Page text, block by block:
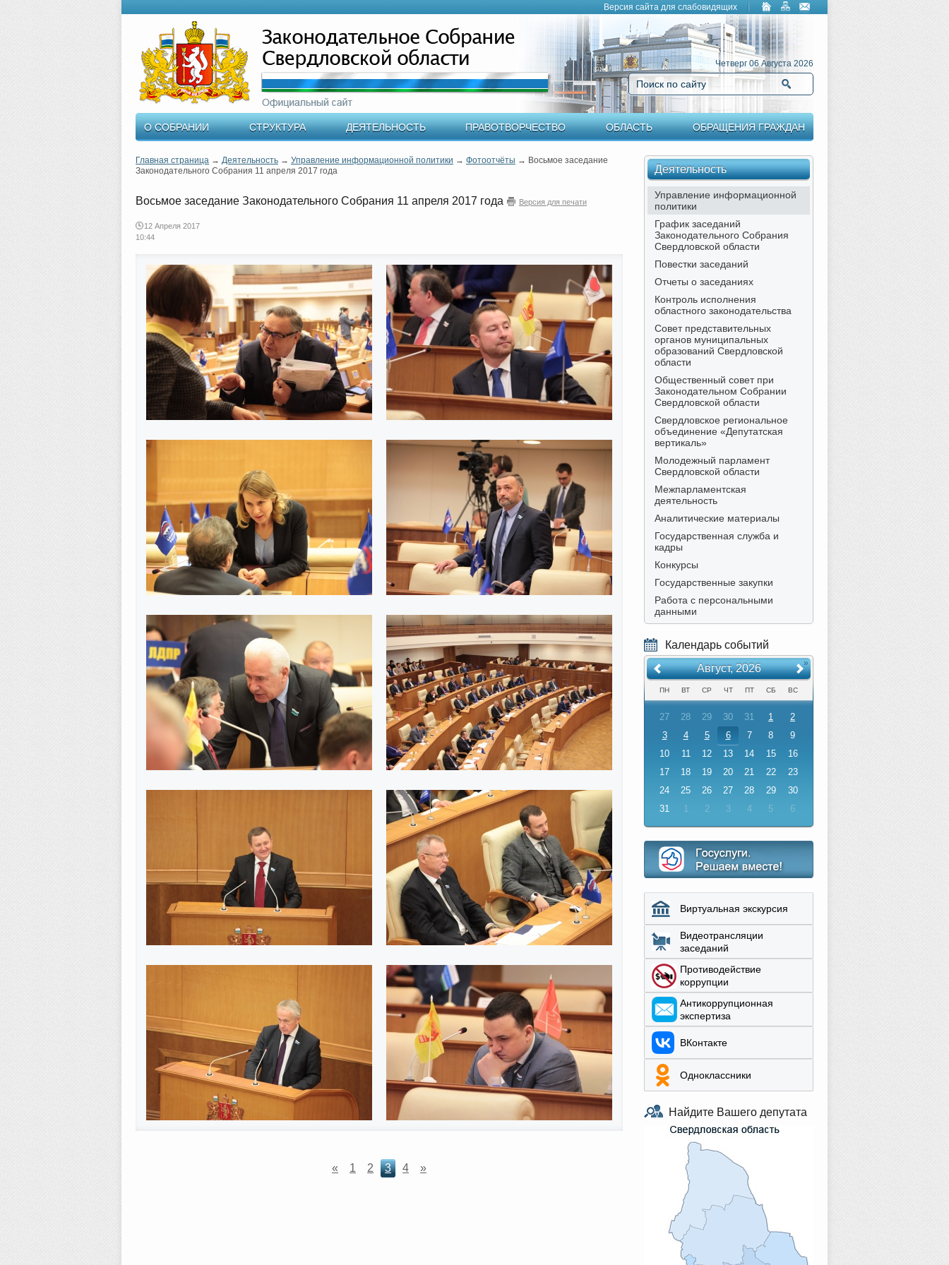
Версия сайта для слабовидящих
Четверг 06 Августа 2026
Поиск по сайту
О СОБРАНИИ СТРУКТУРА ДЕЯТЕЛЬНОСТЬ ПРАВОТВОРЧЕСТВО ОБЛАСТЬ ОБРАЩЕНИЯ ГРАЖДАН
Главная страница → Деятельность → Управление информационной политики → Фотоотчёты → Восьмое заседание
Законодательного Собрания 11 апреля 2017 года
Восьмое заседание Законодательного Собрания 11 апреля 2017 года Версия для печати
12 Апреля 2017
10:44
« 1 2 3 4 »
Деятельность
Управление информационной
политики
График заседаний
Законодательного Собрания
Свердловской области
Повестки заседаний
Отчеты о заседаниях
Контроль исполнения
областного законодательства
Совет представительных
органов муниципальных
образований Свердловской
области
Общественный совет при
Законодательном Собрании
Свердловской области
Свердловское региональное
объединение «Депутатская
вертикаль»
Молодежный парламент
Свердловской области
Межпарламентская
деятельность
Аналитические материалы
Государственная служба и
кадры
Конкурсы
Государственные закупки
Работа с персональными
данными
Календарь событий
Август, 2026 »
ПН ВТ СР ЧТ ПТ СБ ВС
27 28 29 30 31 1
2
3
4 5 6 7 8
9
10
11 12 13 14 15
16
17
18 19 20 21 22
23
24
25 26 27 28 29
30
31
1 2 3 4 5 6
Интернет приемная
Виртуальная экскурсия
Видеотрансляции
заседаний
Противодействие
коррупции
Aнтикоррупционная
экспертиза
ВКонтакте
Одноклассники
Найдите Вашего депутата